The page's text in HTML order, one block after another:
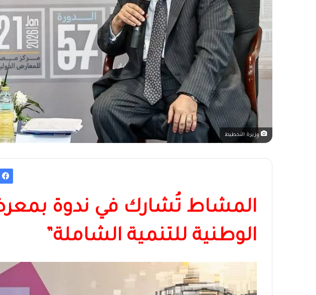
وزيرة التخطيط
المشاط تُشارك في ندوة
الوطنية للتنمية الشاملة”